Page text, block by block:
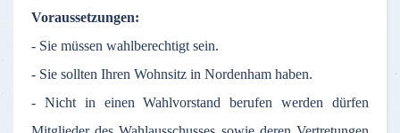
Voraussetzungen:
- Sie müssen wahlberechtigt sein.
- Sie sollten Ihren Wohnsitz in Nordenham haben.
- Nicht in einen Wahlvorstand berufen werden dürfen